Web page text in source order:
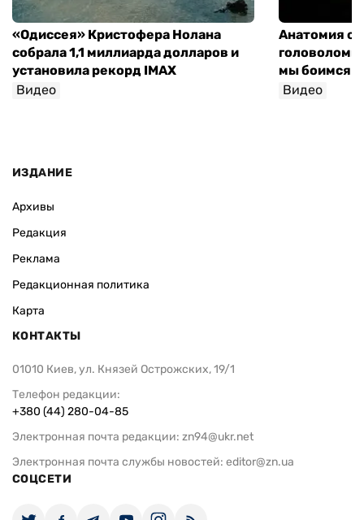
«Одиссея» Кристофера Нолана
собрала 1,1 миллиарда долларов и
установила рекорд IMAX
Видео
Анатомия
мы боимся
Видео
ИЗДАНИЕ
Архивы
Редакция
Реклама
Редакционная политика
Карта
КОНТАКТЫ
01010 Киев, ул. Князей Острожских, 19/1
Телефон редакции:
+380 (44) 280-04-85
Электронная почта редакции: zn94@ukr.net
Электронная почта службы новостей: editor@zn.ua
СОЦСЕТИ